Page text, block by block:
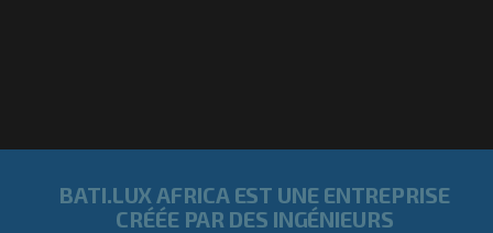
BATI.LUX AFRICA EST UNE ENTREPRISE
CRÉÉE PAR DES INGÉNIEURS